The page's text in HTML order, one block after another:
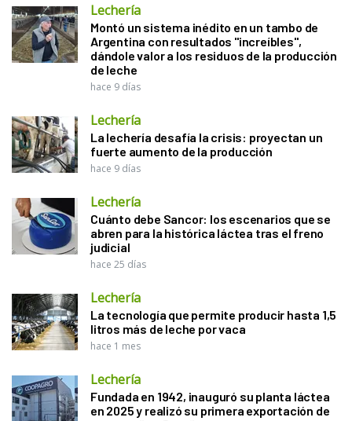
Lechería
Montó un sistema inédito en un tambo de
Argentina con resultados "increíbles",
dándole valor a los residuos de la producción
de leche
hace 9 días
Lechería
La lechería desafía la crisis: proyectan un
fuerte aumento de la producción
hace 9 días
Lechería
Cuánto debe Sancor: los escenarios que se
abren para la histórica láctea tras el freno
judicial
hace 25 días
Lechería
La tecnología que permite producir hasta 1,5
litros más de leche por vaca
hace 1 mes
Lechería
Fundada en 1942, inauguró su planta láctea
en 2025 y realizó su primera exportación de